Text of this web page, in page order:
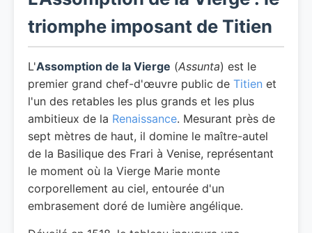
triomphe imposant de Titien
L'Assomption de la Vierge (Assunta) est le
premier grand chef-d'œuvre public de Titien et
l'un des retables les plus grands et les plus
ambitieux de la Renaissance. Mesurant près de
sept mètres de haut, il domine le maître-autel
de la Basilique des Frari à Venise, représentant
le moment où la Vierge Marie monte
corporellement au ciel, entourée d'un
embrasement doré de lumière angélique.